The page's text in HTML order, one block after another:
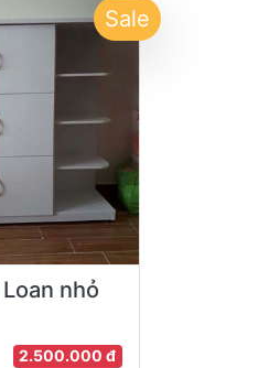
Sale
nhỏ
2.500.000 đ